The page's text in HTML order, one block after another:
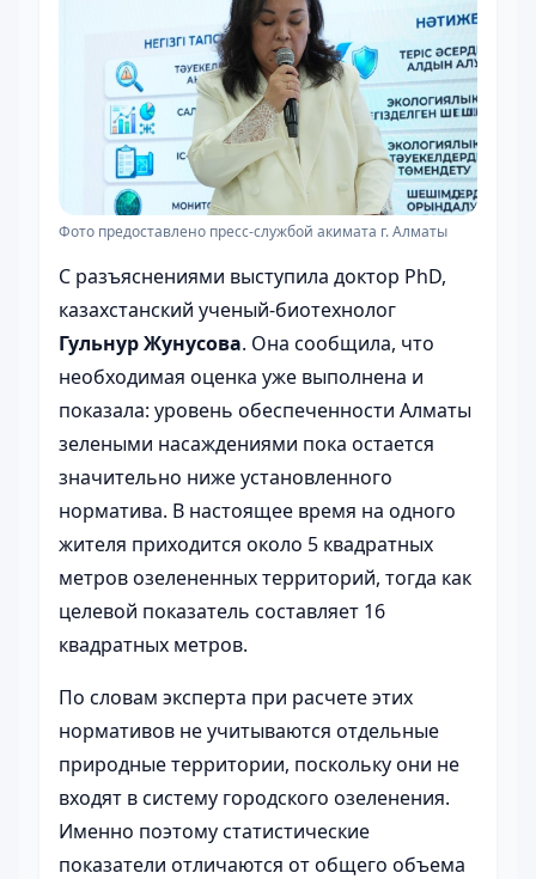
Фото предоставлено пресс-службой акимата г. Алматы
С разъяснениями выступила доктор PhD,
казахстанский ученый-биотехнолог
Гульнур Жунусова. Она сообщила, что
необходимая оценка уже выполнена и
показала: уровень обеспеченности Алматы
зелеными насаждениями пока остается
значительно ниже установленного
норматива. В настоящее время на одного
жителя приходится около 5 квадратных
метров озелененных территорий, тогда как
целевой показатель составляет 16
квадратных метров.
По словам эксперта при расчете этих
нормативов не учитываются отдельные
природные территории, поскольку они не
входят в систему городского озеленения.
Именно поэтому статистические
показатели отличаются от общего объема